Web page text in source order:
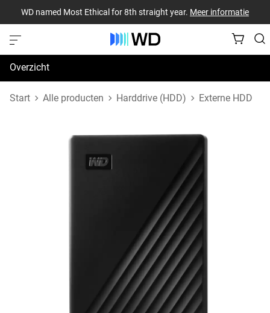
WD named Most Ethical for 8th straight year. Meer informatie
Overzicht
Specificaties
Start Alle producten Harddrive (HDD) Externe HDD